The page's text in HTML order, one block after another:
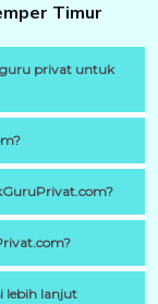
Timur
privat untuk
lebih lanjut